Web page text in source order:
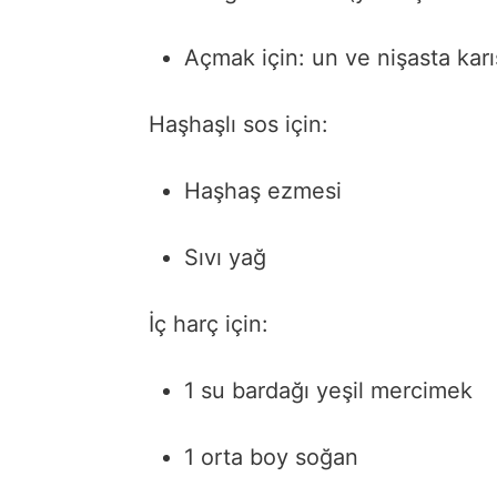
Açmak için: un ve nişasta
Haşhaşlı sos için:
Haşhaş ezmesi
Sıvı yağ
İç harç için:
1 su bardağı yeşil mercimek
1 orta boy soğan